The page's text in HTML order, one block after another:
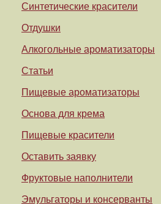
Синтетические красители
Отдушки
Алкогольные ароматизаторы
Статьи
Пищевые ароматизаторы
Основа для крема
Пищевые красители
Оставить заявку
Фруктовые наполнители
Эмульгаторы и консерванты